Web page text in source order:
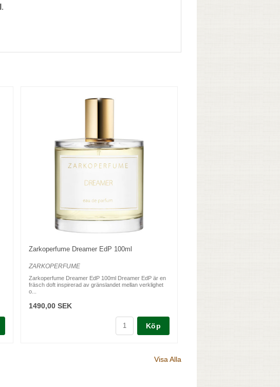
.
Zarkoperfume Dreamer EdP 100ml
ZARKOPERFUME
Zarkoperfume Dreamer EdP 100ml Dreamer EdP är en
fräsch doft inspirerad av gränslandet mellan verklighet
o...
1490,00 SEK
Köp
Visa Alla